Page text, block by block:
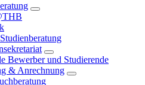
Bewerber und Studierende
& Anrechnung